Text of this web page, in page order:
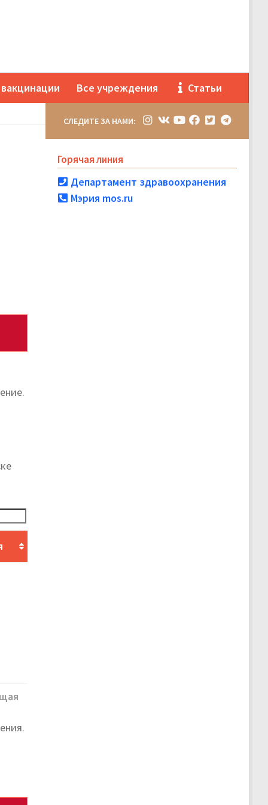
Все учреждения Статьи
СЛЕДИТЕ ЗА НАМИ:
Горячая линия
Департамент здравоохранения
Мэрия mos.ru